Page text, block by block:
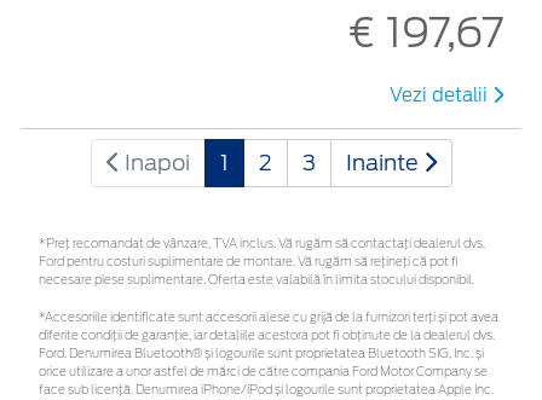
€ 197,67
Vezi detalii
Inapoi 1 2 3 Inainte
*Preţ recomandat de vânzare, TVA inclus. Vă rugăm să contactaţi dealerul dvs.
Ford pentru costuri suplimentare de montare. Vă rugăm să rețineți că pot fi
necesare piese suplimentare. Oferta este valabilă în limita stocului disponibil.
*Accesoriile identificate sunt accesorii alese cu grijă de la furnizori terți și pot avea
diferite condiții de garanție, iar detaliile acestora pot fi obținute de la dealerul dvs.
Ford. Denumirea Bluetooth® și logourile sunt proprietatea Bluetooth SIG, Inc. și
orice utilizare a unor astfel de mărci de către compania Ford Motor Company se
face sub licență. Denumirea iPhone/iPod și logourile sunt proprietatea Apple Inc.